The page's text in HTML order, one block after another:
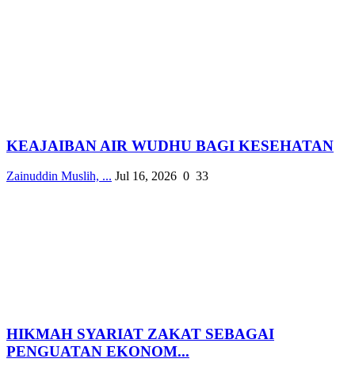
KEAJAIBAN AIR WUDHU BAGI KESEHATAN
Zainuddin Muslih, ... Jul 16, 2026 0 33
HIKMAH SYARIAT ZAKAT SEBAGAI
PENGUATAN EKONOM...